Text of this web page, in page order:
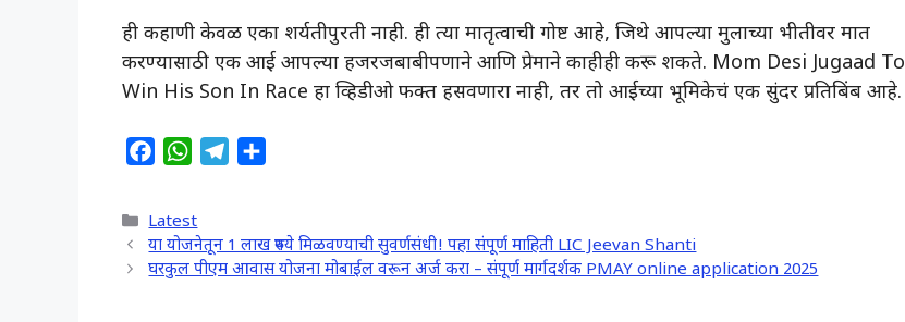
ही कहाणी केवळ एका शर्यतीपुरती नाही. ही त्या मातृत्वाची गोष्ट आहे, जिथे आपल्या मुलाच्या भीतीवर मात
करण्यासाठी एक आई आपल्या हजरजबाबीपणाने आणि प्रेमाने काहीही करू शकते. Mom Desi Jugaad To
Win His Son In Race हा व्हिडीओ फक्त हसवणारा नाही, तर तो आईच्या भूमिकेचं एक सुंदर प्रतिबिंब आहे.
e
b
W
t
s
e
g
r
e
Categories
Latest
या योजनेतून 1 लाख रुपये मिळवण्याची सुवर्णसंधी! पहा संपूर्ण माहिती LIC Jeevan Shanti
घरकुल पीएम आवास योजना मोबाईल वरून अर्ज करा – संपूर्ण मार्गदर्शक PMAY online application 2025